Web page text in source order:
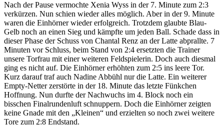
Nach der Pause vermochte Xenia Wyss in der 7. Minute zum 2:3
verkürzen. Nun schien wieder alles möglich. Aber in der 9. Minute
waren die Einhörner wieder erfolgreich. Trotzdem glaubte Blau-
Gelb noch an einen Sieg und kämpfte um jeden Ball. Schade dass in
dieser Phase der Schuss von Chantal Renz an der Latte abprallte. 7
Minuten vor Schluss, beim Stand von 2:4 ersetzten die Trainer
unsere Torfrau mit einer weiteren Feldspielerin. Doch auch diesmal
ging es nicht auf. Die Einhörner erhöhten zum 2:5 ins leere Tor.
Kurz darauf traf auch Nadine Abbühl nur die Latte. Ein weiterer
Empty-Netter zerstörte in der 18. Minute das letzte Fünkchen
Hoffnung. Nun durfte der Nachwuchs im 4. Block noch ein
bisschen Finalrundenluft schnuppern. Doch die Einhörner zeigten
keine Gnade mit den „Kleinen“ und erzielten so noch zwei weitere
Tore zum 2:8 Endstand.